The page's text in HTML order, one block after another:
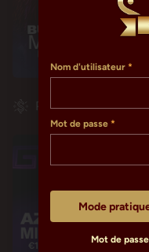
Progressifs
€1,589,384.30
Nom d'utilisateur
Mot de passe
Mode
Mot de